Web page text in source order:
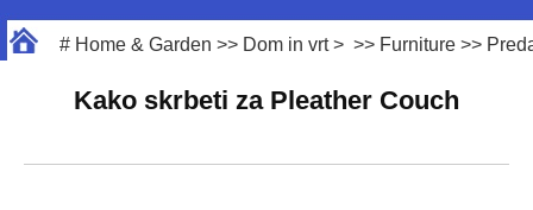
# Home & Garden >> Dom in vrt> >> Furniture >>
Kako skrbeti za Pleather Couch